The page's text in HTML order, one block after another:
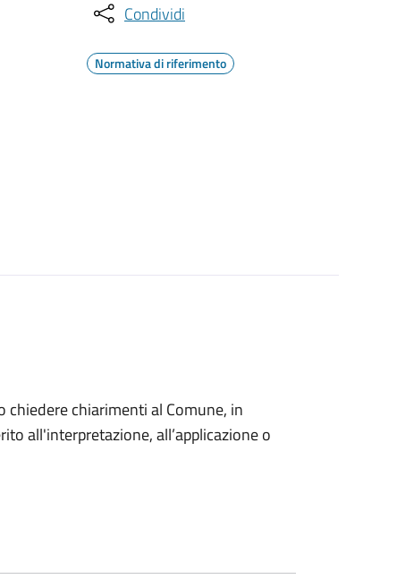
Condividi
Normativa di riferimento
chiarimenti al Comune, in
all'interpretazione, all’applicazione o